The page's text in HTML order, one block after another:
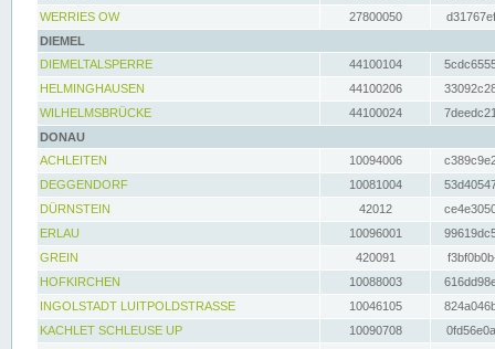
WERRIES OW
27800050
DIEMEL
DIEMELTALSPERRE
44100104
HELMINGHAUSEN
44100206
WILHELMSBRÜCKE
44100024
DONAU
ACHLEITEN
10094006
DEGGENDORF
10081004
DÜRNSTEIN
42012
ERLAU
10096001
GREIN
420091
HOFKIRCHEN
10088003
INGOLSTADT LUITPOLDSTRASSE
10046105
KACHLET SCHLEUSE UP
10090708